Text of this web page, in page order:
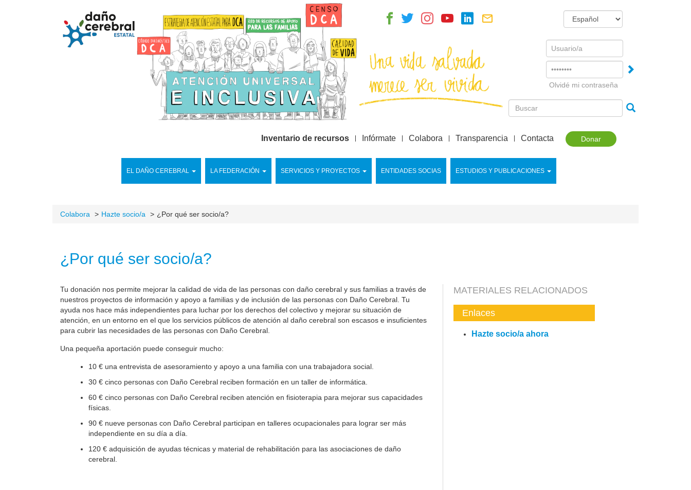
Username
Olvidé mi contraseña
Donar
EL DAÑO CEREBRAL LA FEDERACIÓN SERVICIOS Y PROYECTOS ENTIDADES SOCIAS ESTUDIOS Y PUBLICACIONES
Inventario de recursos Infórmate Colabora Transparencia Contacta
Colabora Hazte socio/a ¿Por qué ser socio/a?
¿Por qué ser socio/a?
Tu donación nos permite mejorar la calidad de vida de las personas con daño cerebral y sus familias a través de
nuestros proyectos de información y apoyo a familias y de inclusión de las personas con Daño Cerebral. Tu
ayuda nos hace más independientes para luchar por los derechos del colectivo y mejorar su situación de
atención, en un entorno en el que los servicios públicos de atención al daño cerebral son escasos e insuficientes
para cubrir las necesidades de las personas con Daño Cerebral.
Una pequeña aportación puede conseguir mucho:
10 € una entrevista de asesoramiento y apoyo a una familia con una trabajadora social.
30 € cinco personas con Daño Cerebral reciben formación en un taller de informática.
60 € cinco personas con Daño Cerebral reciben atención en fisioterapia para mejorar sus capacidades
físicas.
90 € nueve personas con Daño Cerebral participan en talleres ocupacionales para lograr ser más
independiente en su día a día.
120 € adquisición de ayudas técnicas y material de rehabilitación para las asociaciones de daño
cerebral.
MATERIALES RELACIONADOS
Enlaces
Hazte socio/a ahora